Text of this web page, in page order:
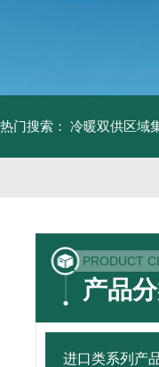
热门搜索： 冷暖双供区域
PRODUCT
产品
进口类系列产